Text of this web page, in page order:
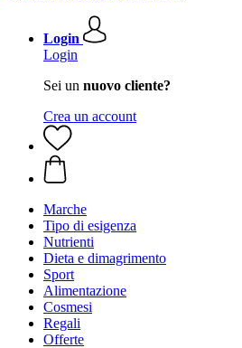
Login
Login
Sei un nuovo cliente?
Crea un account
Marche
Tipo di esigenza
Nutrienti
Dieta e dimagrimento
Sport
Alimentazione
Cosmesi
Regali
Offerte